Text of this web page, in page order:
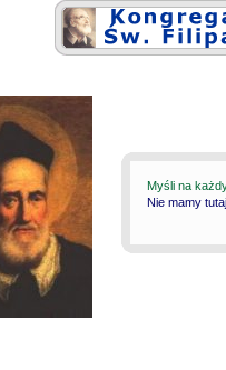
Myśli na
Nie mamy